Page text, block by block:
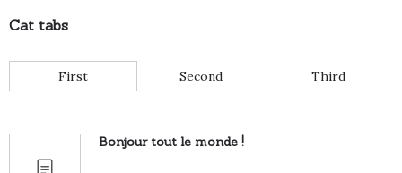
Cat tabs
First Second Third
Bonjour tout le monde !